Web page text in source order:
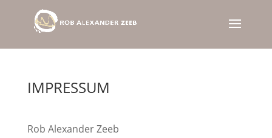
IMPRESSUM
Rob Alexander Zeeb